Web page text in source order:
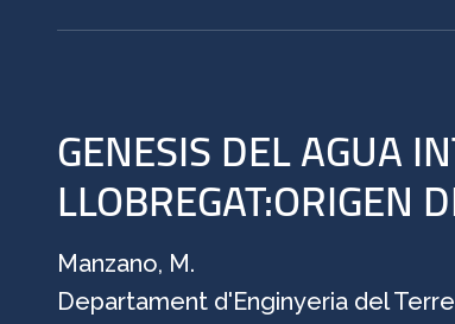
GENESIS DEL AGUA
LLOBREGAT:ORIGEN
Manzano, M.
Departament d'Enginyeria del